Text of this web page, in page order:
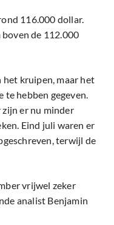
116.000 dollar.
de 112.000
het kruipen, maar het
hebben gegeven.
er nu minder
Eind juli waren er
terwijl de
vrijwel zeker
analist Benjamin